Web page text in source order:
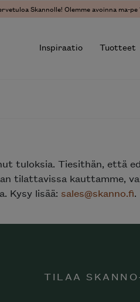
Skannolle! Olemme avoinna ma-
Inspiraatio Tuotteet
tuloksia. Tiesithän, että
tilattavissa kauttamme,
Kysy lisää: sales@skanno.fi.
TILAA